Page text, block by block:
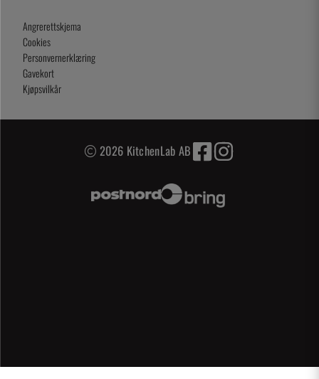
Angrerettskjema
Cookies
Personvernerklæring
Gavekort
Kjøpsvilkår
2026 KitchenLab AB